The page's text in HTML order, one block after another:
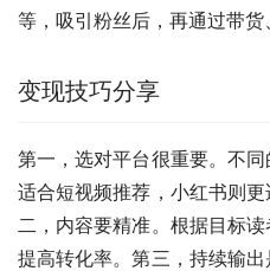
等，吸引粉丝后，再通过带货
变现技巧分享
第一，选对平台很重要。不
适合短视频推荐，小红书则
二，内容要精准。根据目标
提高转化率。第三，持续输